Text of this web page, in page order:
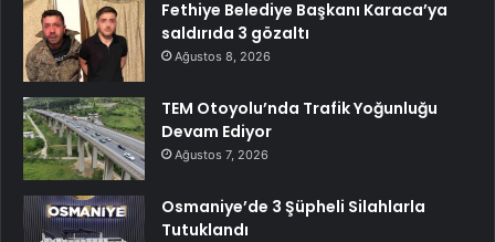
Fethiye Belediye Başkanı Karaca’ya
saldırıda 3 gözaltı
Ağustos 8, 2026
TEM Otoyolu’nda Trafik Yoğunluğu
Devam Ediyor
Ağustos 7, 2026
Osmaniye’de 3 Şüpheli Silahlarla
Tutuklandı